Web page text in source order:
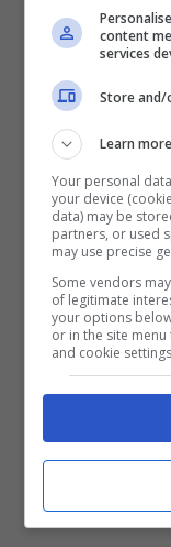
Saverio
la
content
services
Store and/
Learn more
Your personal
your device
data) may be
partners, or used
may use precise
Some vendors
of legitimate
your options
or in the site
and cookie